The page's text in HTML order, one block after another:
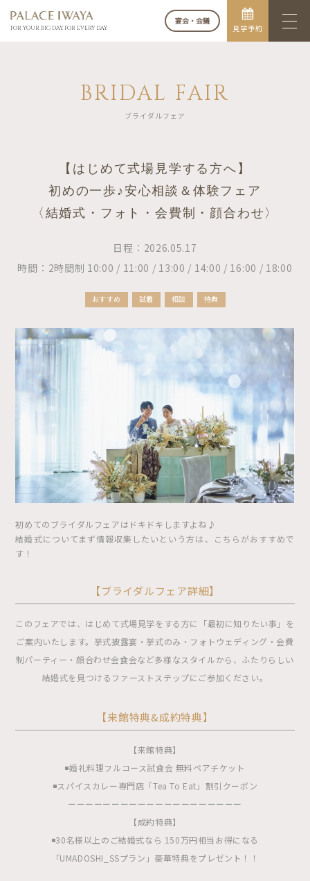
FOR YOUR BIG DAY. FOR EVERY DAY.
宴会・会議
見学予約
BRIDAL FAIR
ブライダルフェア
【はじめて式場見学する方へ】
初めの一歩♪安心相談＆体験フェア
〈結婚式・フォト・会費制・顔合わせ〉
日程：2026.05.17
時間：2時間制 10:00 / 11:00 / 13:00 / 14:00 / 16:00 / 18:00
おすすめ 試着 相談 特典
初めてのブライダルフェアはドキドキしますよね♪
結婚式についてまず情報収集したいという方は、こちらがおすすめで
す！
【ブライダルフェア詳細】
このフェアでは、はじめて式場見学をする方に「最初に知りたい事」を
ご案内いたします。挙式披露宴・挙式のみ・フォトウェディング・会費
制パーティー・顔合わせ会食会など多様なスタイルから、ふたりらしい
結婚式を見つけるファーストステップにご参加ください。
【来館特典&成約特典】
【来館特典】
◾️婚礼料理フルコース試食会 無料ペアチケット
◾️スパイスカレー専門店「Tea To Eat」割引クーポン
ーーーーーーーーーーーーーーーーーーーー
【成約特典】
◾️30名様以上のご結婚式なら 150万円相当お得になる
「UMADOSHI_SSプラン」豪華特典をプレゼント！！